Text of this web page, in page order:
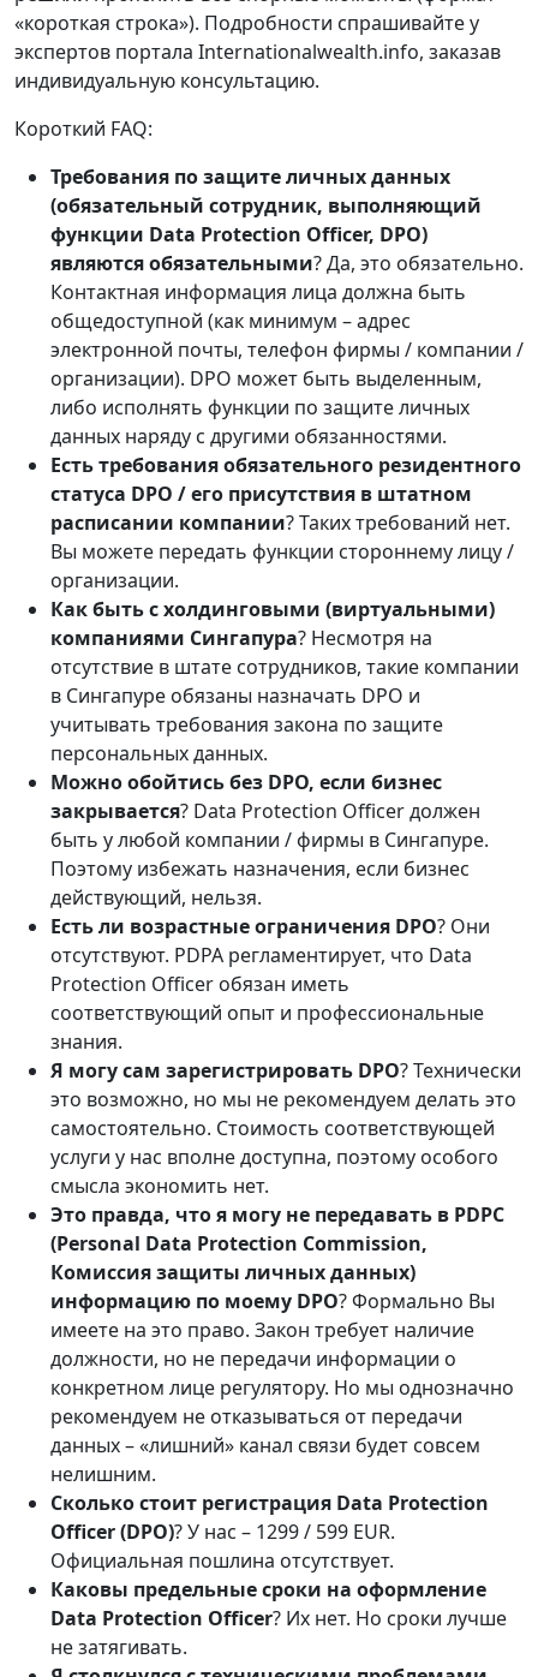
«короткая строка»). Подробности спрашивайте у
экспертов портала Internationalwealth.info, заказав
индивидуальную консультацию.
Короткий FAQ:
Требования по защите личных данных
(обязательный сотрудник, выполняющий
функции Data Protection Officer, DPO)
являются обязательными? Да, это обязательно.
Контактная информация лица должна быть
общедоступной (как минимум – адрес
электронной почты, телефон фирмы / компании /
организации). DPO может быть выделенным,
либо исполнять функции по защите личных
данных наряду с другими обязанностями.
Есть требования обязательного резидентного
статуса DPO / его присутствия в штатном
расписании компании? Таких требований нет.
Вы можете передать функции стороннему лицу /
организации.
Как быть с холдинговыми (виртуальными)
компаниями Сингапура? Несмотря на
отсутствие в штате сотрудников, такие компании
в Сингапуре обязаны назначать DPO и
учитывать требования закона по защите
персональных данных.
Можно обойтись без DPO, если бизнес
закрывается? Data Protection Officer должен
быть у любой компании / фирмы в Сингапуре.
Поэтому избежать назначения, если бизнес
действующий, нельзя.
Есть ли возрастные ограничения DPO? Они
отсутствуют. PDPA регламентирует, что Data
Protection Officer обязан иметь
соответствующий опыт и профессиональные
знания.
Я могу сам зарегистрировать DPO? Технически
это возможно, но мы не рекомендуем делать это
самостоятельно. Стоимость соответствующей
услуги у нас вполне доступна, поэтому особого
смысла экономить нет.
Это правда, что я могу не передавать в PDPC
(Personal Data Protection Commission,
Комиссиязащиты личных данных)
информацию по моему DPO? Формально Вы
имеете на это право. Закон требует наличие
должности, но не передачи информации о
конкретном лице регулятору. Но мы однозначно
рекомендуем не отказываться от передачи
данных – «лишний» канал связи будет совсем
нелишним.
Сколько стоит регистрация Data Protection
Officer(DPO)? У нас – 1299 / 599 EUR.
Официальная пошлина отсутствует.
Каковы предельные сроки на оформление
Data Protection Officer? Их нет. Но сроки лучше
не затягивать.